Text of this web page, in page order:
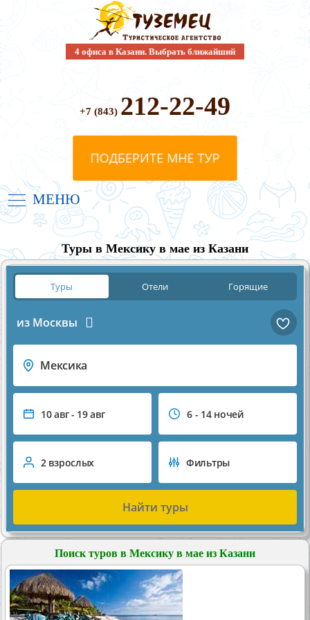
4 офиса в Казани. Выбрать ближайший
+7 (843) 212-22-49
МЕНЮ
Туры в Мексику в мае из Казани
Туры Отели Горящие
из Москвы
Мексика
10 авг - 19 авг 6 - 14 ночей
2 взрослых Фильтры
Найти туры
Поиск туров в Мексику в мае из Казани